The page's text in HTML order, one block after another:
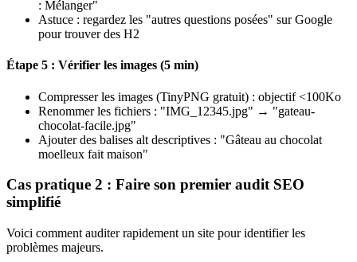
: Mélanger"
Astuce : regardez les "autres questions posées" sur Google
pour trouver des H2
Étape 5 : Vérifier les images (5 min)
Compresser les images (TinyPNG gratuit) : objectif <100Ko
Renommer les fichiers : "IMG_12345.jpg" → "gateau-
chocolat-facile.jpg"
Ajouter des balises alt descriptives : "Gâteau au chocolat
moelleux fait maison"
Cas pratique 2 : Faire son premier audit SEO
simplifié
Voici comment auditer rapidement un site pour identifier les
problèmes majeurs.